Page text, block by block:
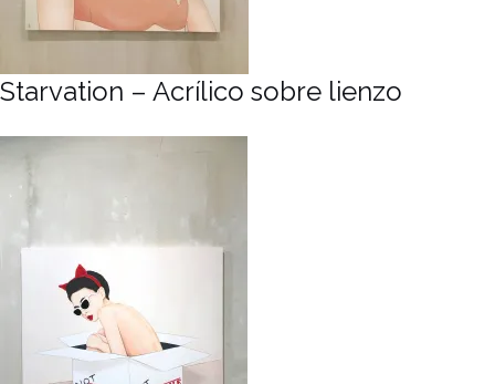
Starvation – Acrílico sobre lienzo